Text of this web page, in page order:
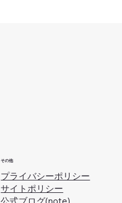
その他
プライバシーポリシー
サイトポリシー